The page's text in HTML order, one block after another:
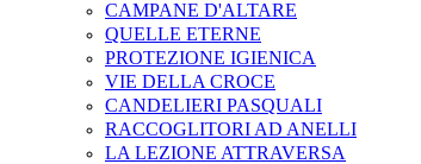
CAMPANE D'ALTARE
QUELLE ETERNE
PROTEZIONE IGIENICA
VIE DELLA CROCE
CANDELIERI PASQUALI
RACCOGLITORI AD ANELLI
LA LEZIONE ATTRAVERSA